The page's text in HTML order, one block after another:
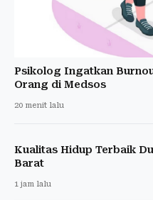
Psikolog Ingatkan
Orang di Medsos
20 menit lalu
Kualitas Hidup Terbaik
Barat
1 jam lalu